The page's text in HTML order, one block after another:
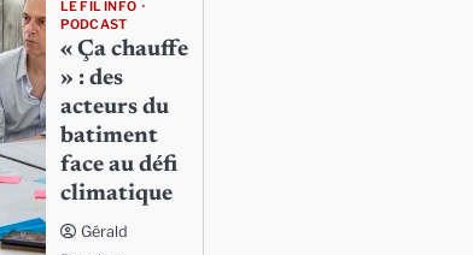
LE FIL INFO
PODCAST
« Ça chauffe
» : des
acteurs du
batiment
face au défi
climatique
Gérald